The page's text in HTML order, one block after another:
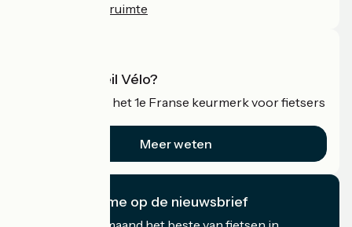
Professionele ruimte
Wat is Accueil Vélo?
Accueil Vélo is het 1e Franse keurmerk voor fietsers
Meer weten
Ik abonneer me op de nieuwsbrief